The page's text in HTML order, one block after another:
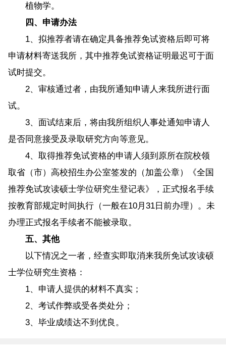
植物学。
四、申请办法
1、拟推荐者请在确定具备推荐免试资格后即可将
申请材料寄送我所，其中推荐免试资格证明最迟可于面
试时提交。
2、审核通过者，由我所通知申请人来我所进行面
试。
3、面试结束后，将由我所组织人事处通知申请人
是否同意接受及录取研究方向等意见。
4、取得推荐免试资格的申请人须到原所在院校领
取省（市）高校招生办公室签发的（加盖公章）《全国
推荐免试攻读硕士学位研究生登记表》，正式报名手续
按教育部规定时间执行（一般在10月31日前办理）。未
办理正式报名手续者不能被录取。
五、其他
以下情况之一者，经查实即取消来我所免试攻读硕
士学位研究生资格：
1、申请人提供的材料不真实；
2、考试作弊或受各类处分；
3、毕业成绩达不到优良。